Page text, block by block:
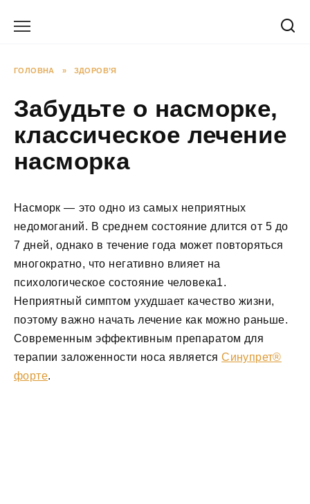
ГОЛОВНА » ЗДОРОВ’Я
Забудьте о насморке,
классическое лечение
насморка
Насморк — это одно из самых неприятных
недомоганий. В среднем состояние длится от 5 до
7 дней, однако в течение года может повторяться
многократно, что негативно влияет на
психологическое состояние человека1.
Неприятный симптом ухудшает качество жизни,
поэтому важно начать лечение как можно раньше.
Современным эффективным препаратом для
терапии заложенности носа являетсяСинупрет®
форте.